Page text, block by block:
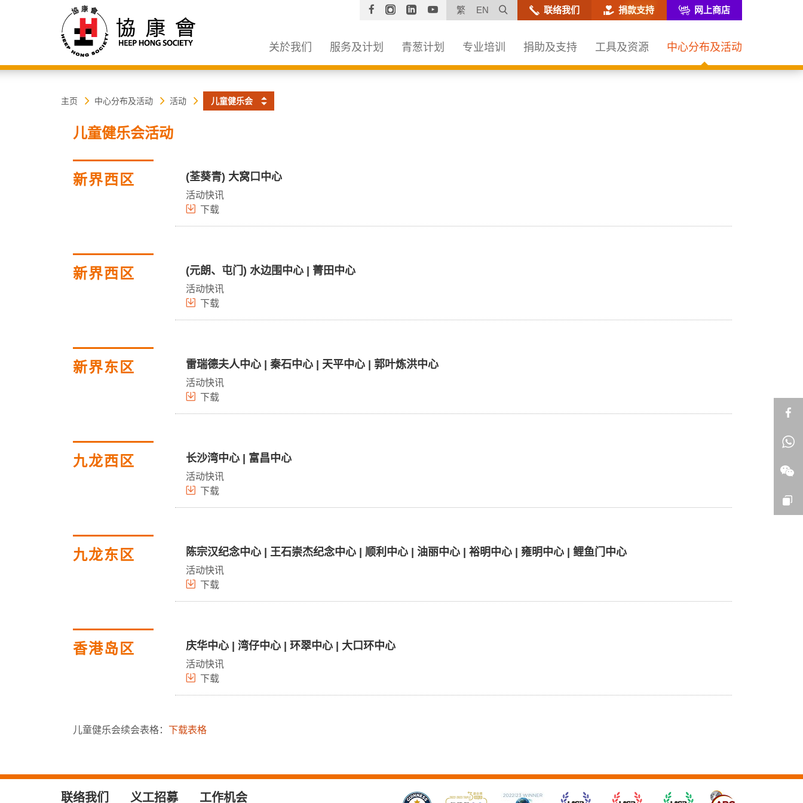
FacebookInstagram
LinkedinYouTube
繁 EN 打开网站搜寻框
联络我们 捐款支持 网上商店
关於我们 服务及计划 青葱计划 专业培训 捐助及支持 工具及资源 中心分布及活动
主页 中心分布及活动 活动 儿童健乐会
儿童健乐会活动
新界西区 (荃葵青) 大窝口中心
活动快讯
下载
新界西区 (元朗、屯门) 水边围中心 | 菁田中心
活动快讯
下载
新界东区 雷瑞德夫人中心 | 秦石中心 | 天平中心 | 郭叶炼洪中心
活动快讯
下载
九龙西区 长沙湾中心 | 富昌中心
活动快讯
下载
九龙东区 陈宗汉纪念中心 | 王石崇杰纪念中心 | 顺利中心 | 油丽中心 | 裕明中心 | 雍明中心 | 鲤鱼门中心
活动快讯
下载
香港岛区 庆华中心 | 湾仔中心 | 环翠中心 | 大口环中心
活动快讯
下载
儿童健乐会续会表格： 下载表格
联络我们 义工招募 工作机会